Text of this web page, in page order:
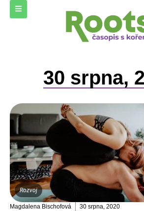
30 srpna,
Rozvoj
Magdalena Bischofová 30 srpna, 2020